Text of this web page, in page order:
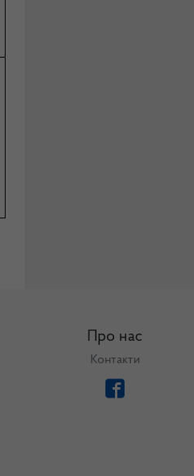
Про нас
Контакти